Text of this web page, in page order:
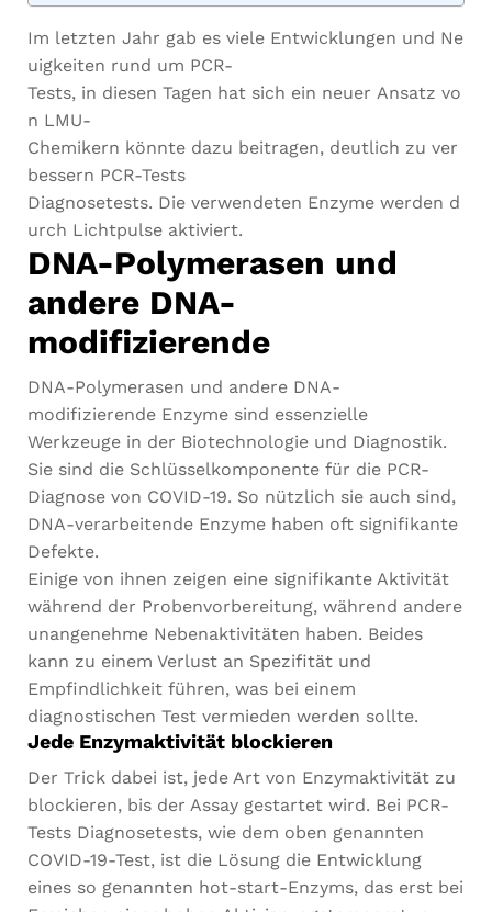
Im letzten Jahr gab es viele Entwicklungen und Ne
uigkeiten rund um PCR-
Tests, in diesen Tagen hat sich ein neuer Ansatz vo
n LMU-
Chemikern könnte dazu beitragen, deutlich zu ver
bessern PCR-Tests
Diagnosetests. Die verwendeten Enzyme werden d
urch Lichtpulse aktiviert.
DNA-Polymerasen und
andere DNA-
modifizierende
DNA-Polymerasen und andere DNA-
modifizierende Enzyme sind essenzielle
Werkzeuge in der Biotechnologie und Diagnostik.
Sie sind die Schlüsselkomponente für die PCR-
Diagnose von COVID-19. So nützlich sie auch sind,
DNA-verarbeitende Enzyme haben oft signifikante
Defekte.
Einige von ihnen zeigen eine signifikante Aktivität
während der Probenvorbereitung, während andere
unangenehme Nebenaktivitäten haben. Beides
kann zu einem Verlust an Spezifität und
Empfindlichkeit führen, was bei einem
diagnostischen Test vermieden werden sollte.
Jede Enzymaktivität blockieren
Der Trick dabei ist, jede Art von Enzymaktivität zu
blockieren, bis der Assay gestartet wird. Bei PCR-
Tests Diagnosetests, wie dem oben genannten
COVID-19-Test, ist die Lösung die Entwicklung
eines so genannten hot-start-Enzyms, das erst bei